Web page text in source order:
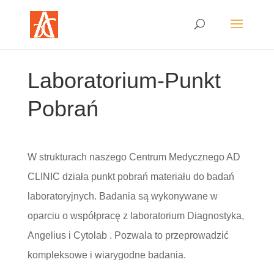
Laboratorium-Punkt
Pobrań
W strukturach naszego Centrum Medycznego AD
CLINIC działa punkt pobrań materiału do badań
laboratoryjnych. Badania są wykonywane w
oparciu o współpracę z laboratorium Diagnostyka,
Angelius i Cytolab . Pozwala to przeprowadzić
kompleksowe i wiarygodne badania.